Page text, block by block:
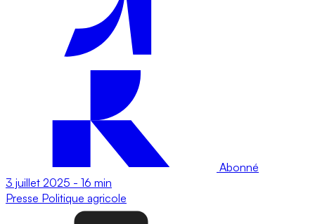
Abonné
3 juillet 2025 - 16 min
Presse Politique agricole